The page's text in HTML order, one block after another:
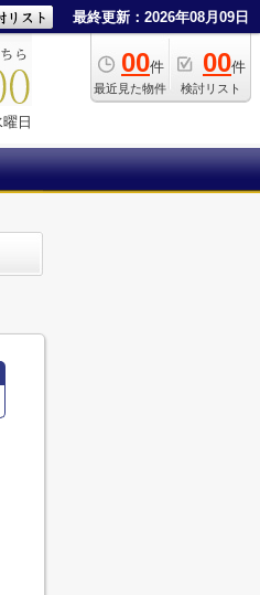
最終更新：2026年08月09日
00件
最近見た物件
00件
検討リスト
日